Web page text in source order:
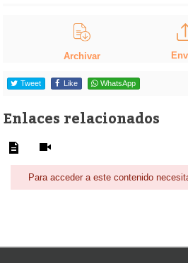
Archivar
Tweet Like WhatsApp
Enlaces relacionados
Para acceder a este contenido